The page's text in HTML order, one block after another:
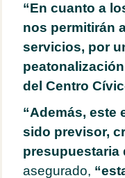
“En cuanto a
nos permitirán
servicios, por
del Centro
“Además, este
sido previsor,
presupuestaria
asegurado,